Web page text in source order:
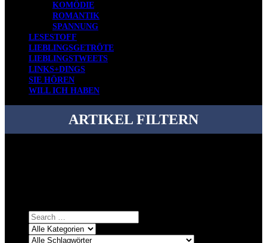
KOMÖDIE
ROMANTIK
SPANNUNG
LESESTOFF
LIEBLINGSGETRÖTE
LIEBLINGSTWEETS
LINKS+DINGS
SIE HÖREN
WILL ICH HABEN
ARTIKEL FILTERN